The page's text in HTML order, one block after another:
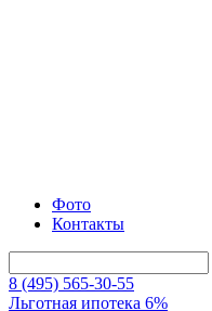
Фото
Контакты
8 (495) 565-30-55
Льготная ипотека 6%